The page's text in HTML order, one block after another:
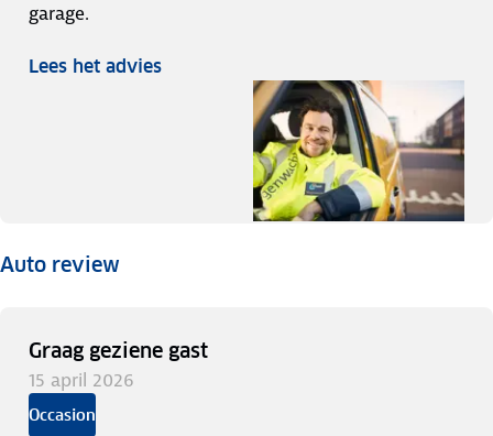
garage.
Lees het advies
Auto review
Graag geziene gast
15 april 2026
Occasion